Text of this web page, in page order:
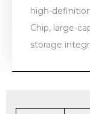
high-
Chip, large-
storage